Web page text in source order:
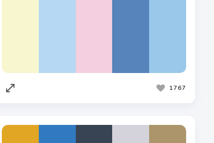
1767